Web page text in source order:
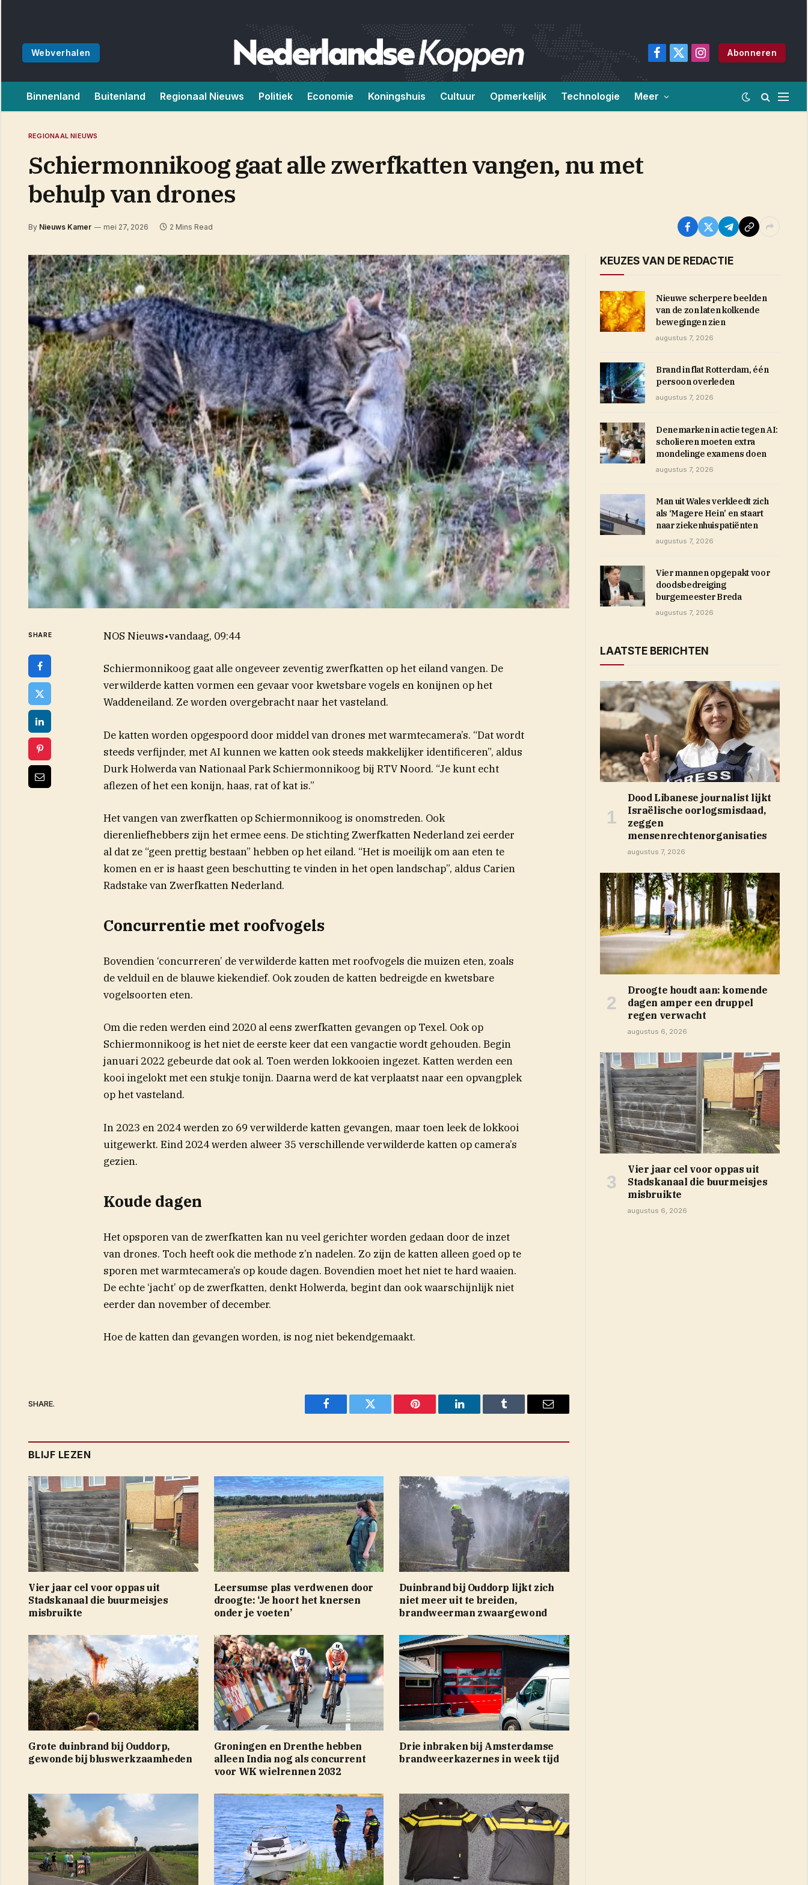
Webverhalen
Facebook
X
Instagram
Abonneren
Binnenland Buitenland Regionaal Nieuws Politiek Economie Koningshuis Cultuur Opmerkelijk Technologie Meer
REGIONAAL NIEUWS
Schiermonnikoog gaat alle zwerfkatten vangen, nu met
behulp van drones
By Nieuws Kamer mei 27, 2026 2 Mins Read
SHARE NOS Nieuws•vandaag, 09:44
Schiermonnikoog gaat alle ongeveer zeventig zwerfkatten op het eiland vangen. De
verwilderde katten vormen een gevaar voor kwetsbare vogels en konijnen op het
Waddeneiland. Ze worden overgebracht naar het vasteland.
De katten worden opgespoord door middel van drones met warmtecamera’s. “Dat wordt
steeds verfijnder, met AI kunnen we katten ook steeds makkelijker identificeren”, aldus
Durk Holwerda van Nationaal Park Schiermonnikoog bij RTVNoord(opent in nieuw venster)
. “Je kunt echt
aflezen of het een konijn, haas, rat of kat is.”
Het vangen van zwerfkatten op Schiermonnikoog is onomstreden. Ook
dierenliefhebbers zijn het ermee eens. De stichting Zwerfkatten Nederland zei eerder
al dat ze “geen prettig bestaan” hebben op het eiland. “Het is moeilijk om aan eten te
komen en er is haast geen beschutting te vinden in het open landschap”, aldus(opent in nieuw venster)
Carien
Radstake van Zwerfkatten Nederland.
Concurrentie met roofvogels
Bovendien ‘concurreren’ de verwilderde katten met roofvogels die muizen eten, zoals
de velduil en de blauwe kiekendief. Ook zouden de katten bedreigde en kwetsbare
vogelsoorten eten.
Om die reden werden eind 2020 al eens zwerfkatten gevangen op Texel. Ook op
Schiermonnikoog is het niet de eerste keer dat een vangactie wordt gehouden. Begin
januari 2022 gebeurde dat ook al. Toen werden lokkooien ingezet. Katten werden een
kooi ingelokt met een stukje tonijn. Daarna werd de kat verplaatst naar een opvangplek
op het vasteland.
In 2023 en 2024 werden zo 69 verwilderde katten gevangen, maar toen leek de lokkooi
uitgewerkt. Eind 2024 werden alweer 35 verschillende verwilderde katten op camera’s
gezien.
Koude dagen
Het opsporen van de zwerfkatten kan nu veel gerichter worden gedaan door de inzet
van drones. Toch heeft ook die methode z’n nadelen. Zo zijn de katten alleen goed op te
sporen met warmtecamera’s op koude dagen. Bovendien moet het niet te hard waaien.
De echte ‘jacht’ op de zwerfkatten, denkt Holwerda, begint dan ook waarschijnlijk niet
eerder dan november of december.
Hoe de katten dan gevangen worden, is nog niet bekendgemaakt.
SHARE.
Facebook Twitter Pinterest LinkedIn Tumblr Email
BLIJF LEZEN
Vier jaar cel voor oppas uit
Stadskanaal die buurmeisjes
misbruikte
Leersumse plas verdwenen door
droogte: ‘Je hoort het knersen
onder je voeten’
Duinbrand bij Ouddorp lijkt zich
niet meer uit te breiden,
brandweerman zwaargewond
Grote duinbrand bij Ouddorp,
gewonde bij bluswerkzaamheden
Groningen en Drenthe hebben
alleen India nog als concurrent
voor WK wielrennen 2032
Drie inbraken bij Amsterdamse
brandweerkazernes in week tijd
KEUZES VAN DE REDACTIE
Nieuwe scherpere beelden
van de zon laten kolkende
bewegingen zien
augustus 7, 2026
Brand in flat Rotterdam, één
persoon overleden
augustus 7, 2026
Denemarken in actie tegen AI:
scholieren moeten extra
mondelinge examens doen
augustus 7, 2026
Man uit Wales verkleedt zich
als ‘Magere Hein’ en staart
naar ziekenhuispatiënten
augustus 7, 2026
Vier mannen opgepakt voor
doodsbedreiging
burgemeester Breda
augustus 7, 2026
LAATSTE BERICHTEN
Dood Libanese journalist lijkt
Israëlische oorlogsmisdaad,
zeggen
mensenrechtenorganisaties
augustus 7, 2026
Droogte houdt aan: komende
dagen amper een druppel
regen verwacht
augustus 6, 2026
Vier jaar cel voor oppas uit
Stadskanaal die buurmeisjes
misbruikte
augustus 6, 2026